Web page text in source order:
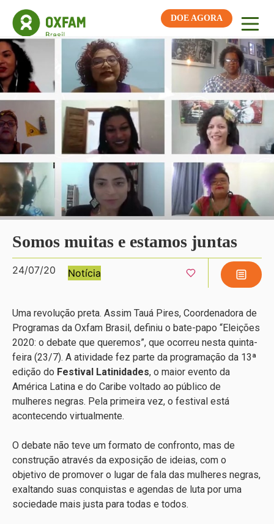
DOE AGORA
Somos muitas e estamos juntas
24/07/20 Notícia
Uma revolução preta. Assim Tauá Pires, Coordenadora de
Programas da Oxfam Brasil, definiu o bate-papo “Eleições
2020: o debate que queremos”, que ocorreu nesta quinta-
feira (23/7). A atividade fez parte da programação da 13ª
edição do Festival Latinidades, o maior evento da
América Latina e do Caribe voltado ao público de
mulheres negras. Pela primeira vez, o festival está
acontecendo virtualmente.
O debate não teve um formato de confronto, mas de
construção através da exposição de ideias, com o
objetivo de promover o lugar de fala das mulheres negras,
exaltando suas conquistas e agendas de luta por uma
sociedade mais justa para todas e todos.